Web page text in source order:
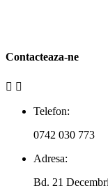
Contacteaza-ne
 
Telefon:
0742 030 773
Adresa:
Bd. 21